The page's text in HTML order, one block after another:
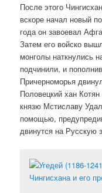
После этого
вскоре начал новый
года он завоевал
Затем его войско
монголы наткнулись
подчинили, и
Причерноморья
Половецкий хан
князю Мстиславу
помощью,
двинутся на Русскую